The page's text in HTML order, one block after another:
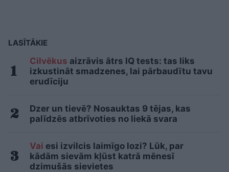
LASĪTĀKIE
Cilvēkus aizrāvis ātrs IQ tests: tas liks
izkustināt smadzenes, lai pārbaudītu tavu
erudīciju
Dzer un tievē? Nosauktas 9 tējas, kas
palīdzēs atbrīvoties no liekā svara
Vai esi izvilcis laimīgo lozi? Lūk, par
kādām sievām kļūst katrā mēnesī
dzimušās sievietes